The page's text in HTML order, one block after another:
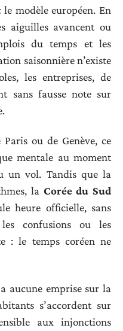
modèle européen. En
aiguilles avancent ou
du temps et les
saisonnière n’existe
les entreprises, de
sans fausse note sur
ou de Genève, ce
mentale au moment
un vol. Tandis que la
la Corée du Sud
heure officielle, sans
confusions ou les
: le temps coréen ne
aucune emprise sur la
s’accordent sur
aux injonctions